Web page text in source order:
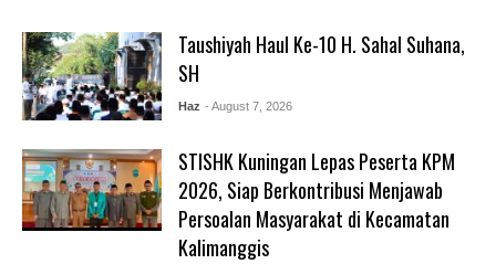
Taushiyah Haul Ke-10 H. Sahal Suhana,
SH
Haz - August 7, 2026
STISHK Kuningan Lepas Peserta KPM
2026, Siap Berkontribusi Menjawab
Persoalan Masyarakat di Kecamatan
Kalimanggis